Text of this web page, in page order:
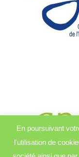
En poursuivant
l'utilisation de